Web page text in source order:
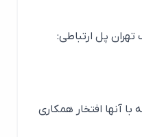
پل ارتباطی:
افتخار همکاری